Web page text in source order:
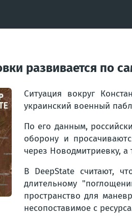
развивается по
Ситуация вокруг
украинский военный
По его данным,
оборону и
через Новодмитриевку,
В DeepState считают,
длительному
пространство для
несопоставимое с